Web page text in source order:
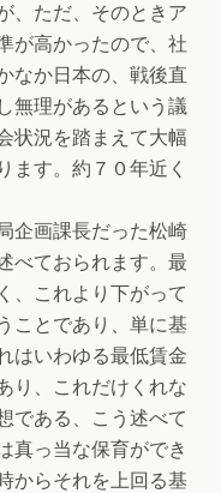
、ただ、そのときア
が高かったので、社
なか日本の、戦後直
無理があるという議
状況を踏まえて大幅
ます。約７０年近く
企画課長だった松崎
べておられます。最
、これより下がって
ことであり、単に基
はいわゆる最低賃金
り、これだけくれな
である、こう述べて
真っ当な保育ができ
からそれを上回る基